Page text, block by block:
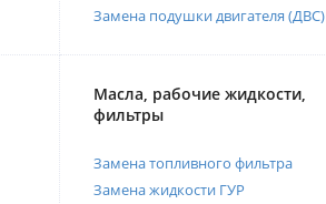
Замена подушки двигателя (ДВС)
Масла, рабочие жидкости,
фильтры
Замена топливного фильтра
Замена жидкости ГУР